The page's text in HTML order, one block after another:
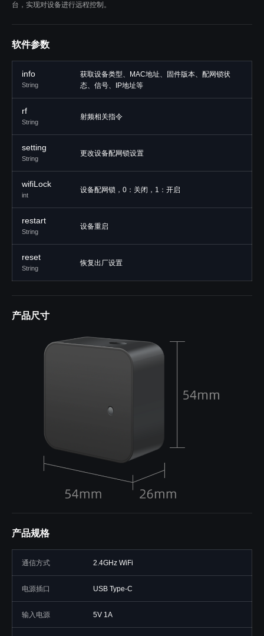
台，实现对设备进行远程控制。
软件参数
info
String
获取设备类型、MAC地址、固件版本、配网锁状
态、信号、IP地址等
rf
String
射频相关指令
setting
String
更改设备配网锁设置
wifiLock
int
设备配网锁，0：关闭，1：开启
restart
String
设备重启
reset
String
恢复出厂设置
产品尺寸
产品规格
通信方式 2.4GHz WiFi
电源插口 USB Type-C
输入电源 5V 1A